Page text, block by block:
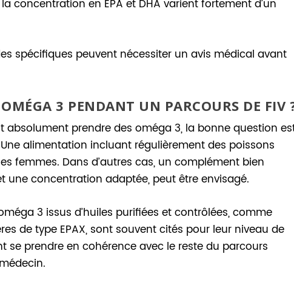
concentration en EPA et DHA varient fortement d’un
spécifiques peuvent nécessiter un avis médical avant
3 PENDANT UN PARCOURS DE FIV
absolument prendre des oméga 3, la bonne question
alimentation incluant régulièrement des poissons
femmes. Dans d’autres cas, un complément bien
une concentration adaptée, peut être envisagé.
3 issus d’huiles purifiées et contrôlées, comme
de type EPAX, sont souvent cités pour leur niveau de
se prendre en cohérence avec le reste du parcours